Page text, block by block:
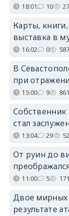
18:01 10
Карты,
выставка в
16:02 0 587
В
при
15:00 9
Собственник
стал
13:04 29
От руин до
11:00 5
Двое мирных
результате